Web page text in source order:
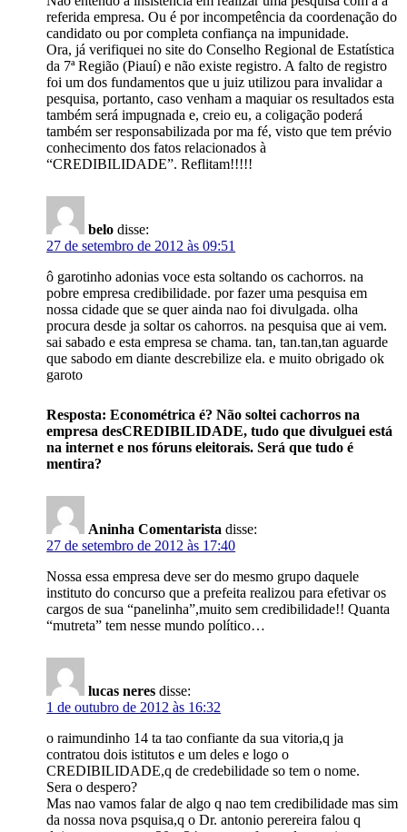
referida empresa. Ou é por incompetência da coordenação do
candidato ou por completa confiança na impunidade.
Ora, já verifiquei no site do Conselho Regional de Estatística
da 7ª Região (Piauí) e não existe registro. A falto de registro
foi um dos fundamentos que u juiz utilizou para invalidar a
pesquisa, portanto, caso venham a maquiar os resultados esta
também será impugnada e, creio eu, a coligação poderá
também ser responsabilizada por ma fé, visto que tem prévio
conhecimento dos fatos relacionados à
“CREDIBILIDADE”. Reflitam!!!!!
belo disse:
27 de setembro de 2012 às 09:51
ô garotinho adonias voce esta soltando os cachorros. na
pobre empresa credibilidade. por fazer uma pesquisa em
nossa cidade que se quer ainda nao foi divulgada. olha
procura desde ja soltar os cahorros. na pesquisa que ai vem.
sai sabado e esta empresa se chama. tan, tan.tan,tan aguarde
que sabodo em diante descrebilize ela. e muito obrigado ok
garoto
Resposta: Econométrica é? Não soltei cachorros na
empresa desCREDIBILIDADE, tudo que divulguei está
na internet e nos fóruns eleitorais. Será que tudo é
mentira?
Aninha Comentarista disse:
27 de setembro de 2012 às 17:40
Nossa essa empresa deve ser do mesmo grupo daquele
instituto do concurso que a prefeita realizou para efetivar os
cargos de sua “panelinha”,muito sem credibilidade!! Quanta
“mutreta” tem nesse mundo político…
lucas neres disse:
1 de outubro de 2012 às 16:32
o raimundinho 14 ta tao confiante da sua vitoria,q ja
contratou dois istitutos e um deles e logo o
CREDIBILIDADE,q de credebilidade so tem o nome.
Sera o despero?
Mas nao vamos falar de algo q nao tem credibilidade mas sim
da nossa nova psquisa,q o Dr. antonio perereira falou q